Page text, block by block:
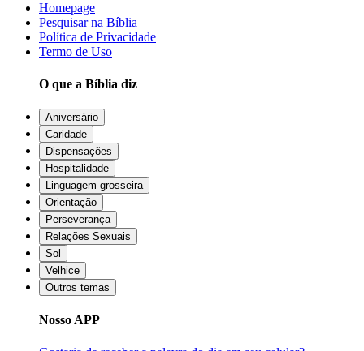
Homepage
Pesquisar na Bíblia
Política de Privacidade
Termo de Uso
O que a Bíblia diz
Aniversário
Caridade
Dispensações
Hospitalidade
Linguagem grosseira
Orientação
Perseverança
Relações Sexuais
Sol
Velhice
Outros temas
Nosso APP